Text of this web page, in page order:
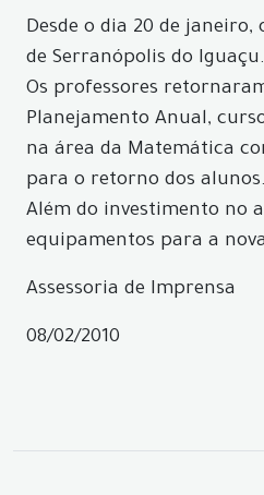
Desde o dia 20 de
de Serranópolis do Iguaçu.
Os professores
Planejamento Anual,
na área da Matemática
para o retorno dos alunos.
Além do investimento no
equipamentos para a
Assessoria de Imprensa
08/02/2010